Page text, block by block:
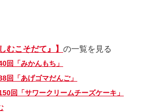
むこそだて』】 の一覧を見る
回「みかんもち」
回「あげゴマだんご」
回「サワークリームチーズケーキ」